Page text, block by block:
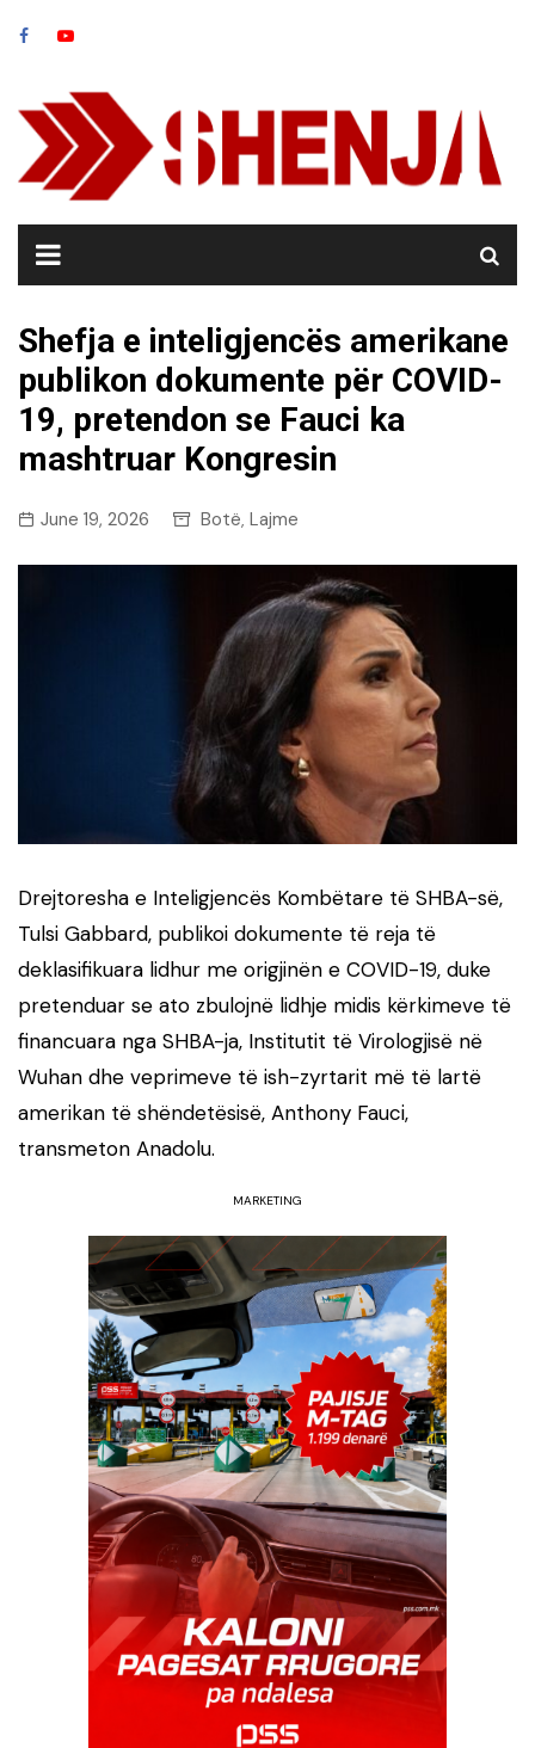
Shefja e inteligjencës amerikane
publikon dokumente për COVID-
19, pretendon se Fauci ka
mashtruar Kongresin
June 19, 2026 Botë, Lajme
Drejtoresha e Inteligjencës Kombëtare të SHBA-së,
Tulsi Gabbard, publikoi dokumente të reja të
deklasifikuara lidhur me origjinën e COVID-19, duke
pretenduar se ato zbulojnë lidhje midis kërkimeve të
financuara nga SHBA-ja, Institutit të Virologjisë në
Wuhan dhe veprimeve të ish-zyrtarit më të lartë
amerikan të shëndetësisë, Anthony Fauci,
transmeton Anadolu.
MARKETING